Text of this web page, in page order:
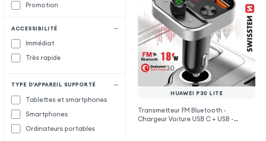
Promotion
ACCESSIBILITÉ
Immédiat
Très rapide
TYPE D'APPAREIL SUPPORTÉ
Tablettes et smartphones
Smartphones
Ordinateurs portables
HUAWEI P30 LITE
Transmetteur FM Bluetooth -
Chargeur Voiture USB C + USB -